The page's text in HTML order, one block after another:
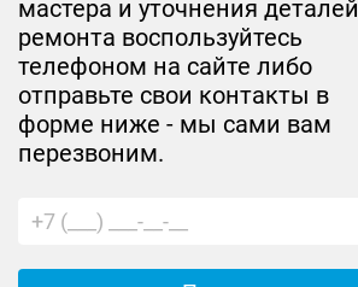
мастера и уточнения деталей
ремонта воспользуйтесь
телефоном на сайте либо
отправьте свои контакты в
форме ниже - мы сами вам
перезвоним.